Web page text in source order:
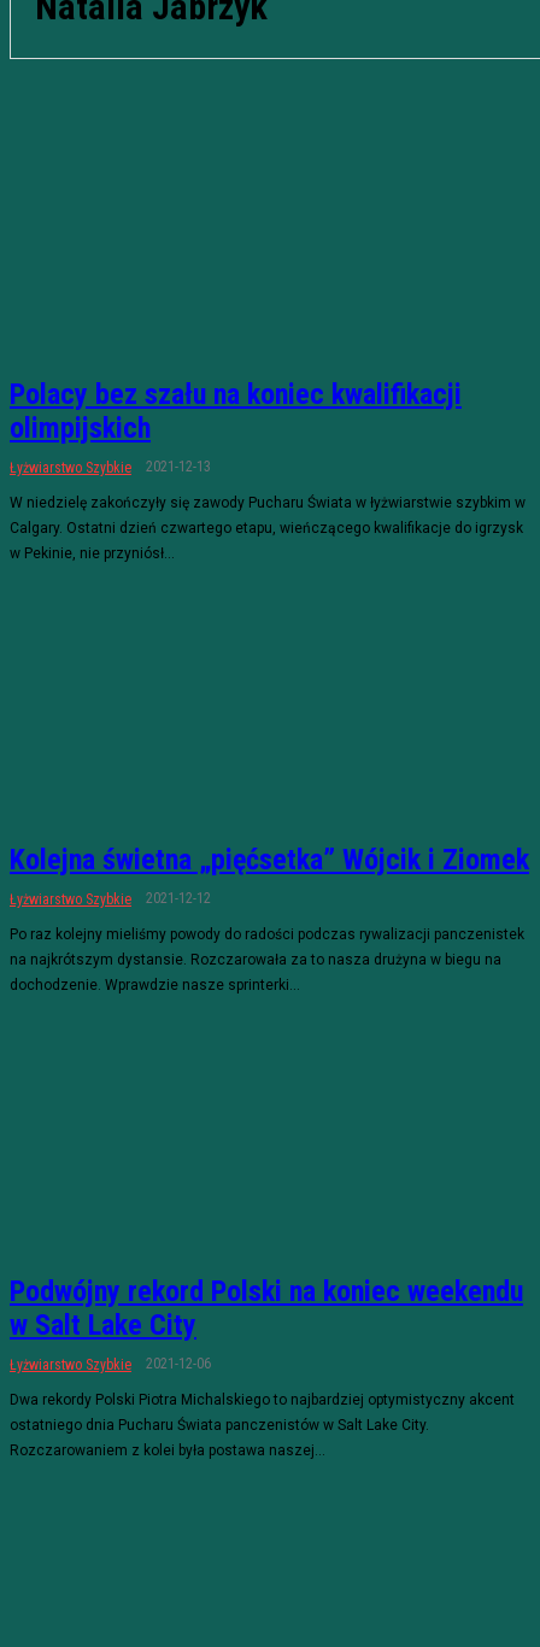
Polacy bez szału na koniec kwalifikacji
olimpijskich
Łyżwiarstwo Szybkie 2021-12-13
W niedzielę zakończyły się zawody Pucharu Świata w łyżwiarstwie szybkim w
Calgary. Ostatni dzień czwartego etapu, wieńczącego kwalifikacje do igrzysk
w Pekinie, nie przyniósł...
Kolejna świetna „pięćsetka” Wójcik i Ziomek
Łyżwiarstwo Szybkie 2021-12-12
Po raz kolejny mieliśmy powody do radości podczas rywalizacji panczenistek
na najkrótszym dystansie. Rozczarowała za to nasza drużyna w biegu na
dochodzenie. Wprawdzie nasze sprinterki...
Podwójny rekord Polski na koniec weekendu
w Salt Lake City
Łyżwiarstwo Szybkie 2021-12-06
Dwa rekordy Polski Piotra Michalskiego to najbardziej optymistyczny akcent
ostatniego dnia Pucharu Świata panczenistów w Salt Lake City.
Rozczarowaniem z kolei była postawa naszej...